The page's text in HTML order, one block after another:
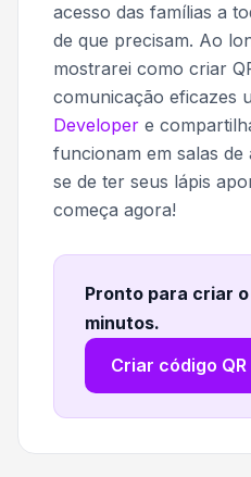
acesso das famílias a
de que precisam. Ao
mostrarei como criar
comunicação eficazes
Developer e
funcionam em salas de
se de ter seus lápis
começa agora!
Pronto para criar
minutos.
Criar código QR